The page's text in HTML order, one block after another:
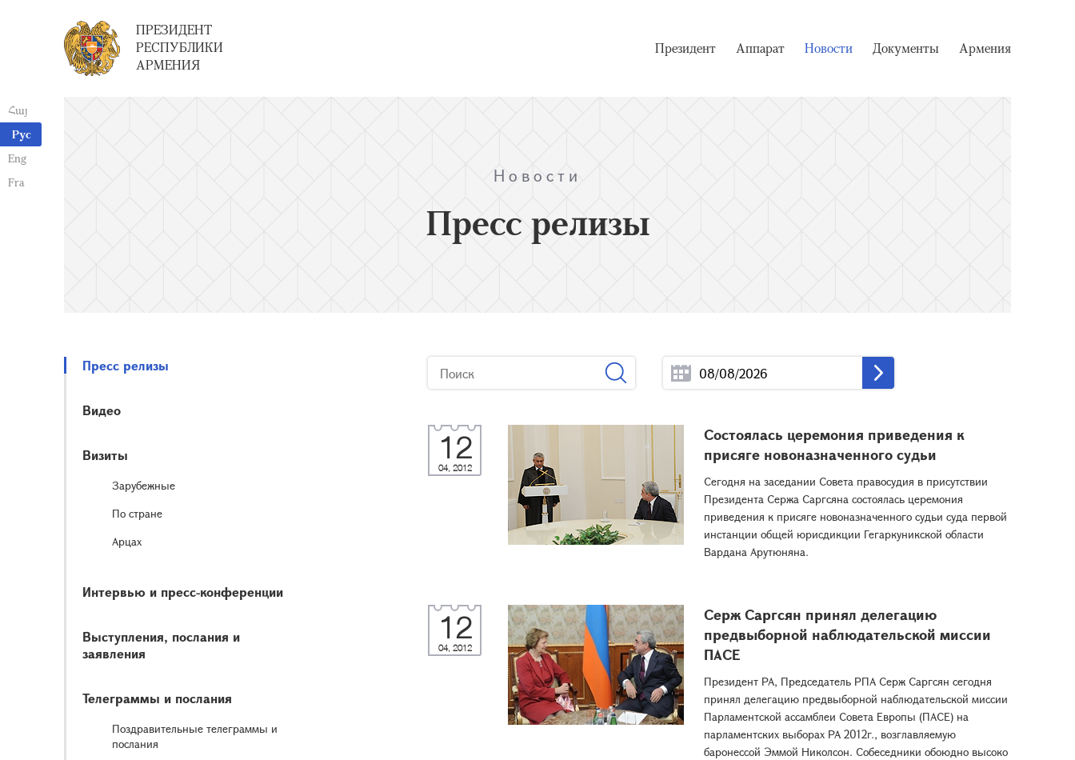
Հայ
Рус
Eng
Fra
ПРЕЗИДЕНТ
РЕСПУБЛИКИ
АРМЕНИЯ
Президент Аппарат Новости Документы Армения
Новости
Пресс релизы
Пресс релизы
Видео
Визиты
Зарубежные
По стране
Арцах
Интервью и пресс-конференции
Выступления, послания и
заявления
Телеграммы и послания
Поздравительные телеграммы и
послания
12
04, 2012
Состоялась церемония приведения к
присяге новоназначенного судьи
Сегодня на заседании Совета правосудия в присутствии
Президента Сержа Саргсяна состоялась церемония
приведения к присяге новоназначенного судьи суда первой
инстанции общей юрисдикции Гегаркуникской области
Вардана Арутюняна.
12
04, 2012
Серж Саргсян принял делегацию
предвыборной наблюдательской миссии
ПАСЕ
Президент РА, Председатель РПА Серж Саргсян сегодня
принял делегацию предвыборной наблюдательской миссии
Парламентской ассамблеи Совета Европы (ПАСЕ) на
парламентских выборах РА 2012г., возглавляемую
баронессой Эммой Николсон. Собеседники обоюдно высоко